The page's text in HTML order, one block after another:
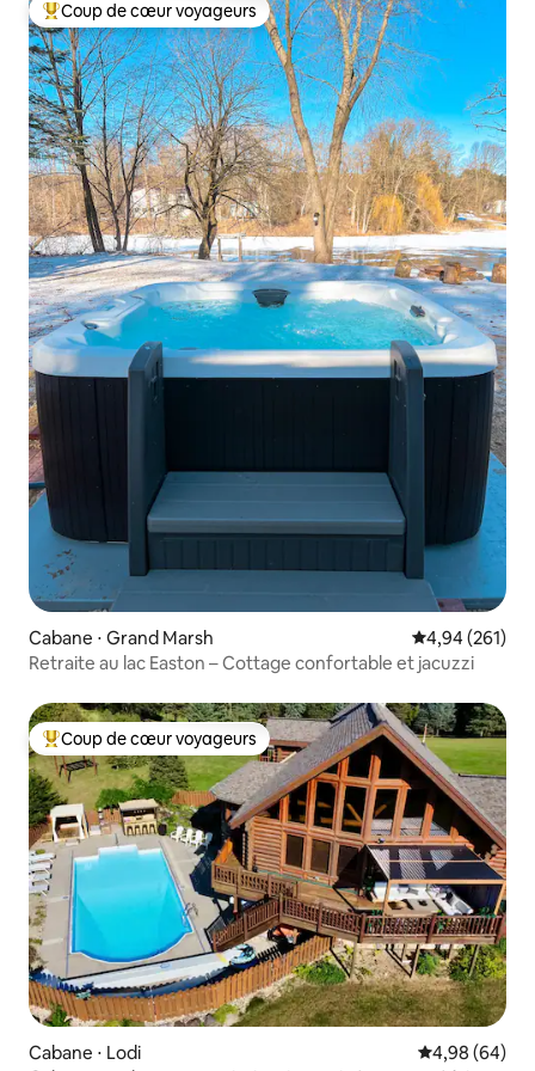
Coups de cœur voyageurs les plus appréciés
Coup de cœur voyageurs
Cabane ⋅ Grand Marsh Évaluation
4,94 (261)
Retraite au lac Easton – Cottage confortable et jacuzzi
Coups de cœur voyageurs les plus appréciés
Coup de cœur voyageurs
Cabane ⋅ Lodi Évaluation
4,98 (64)